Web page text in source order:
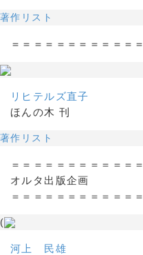
著作リスト
＝＝＝＝＝＝＝＝＝＝＝＝
リヒテルズ直子
ほんの木 刊
著作リスト
＝＝＝＝＝＝＝＝＝＝＝＝
オルタ出版企画
＝＝＝＝＝＝＝＝＝＝＝＝
(
河上 民雄